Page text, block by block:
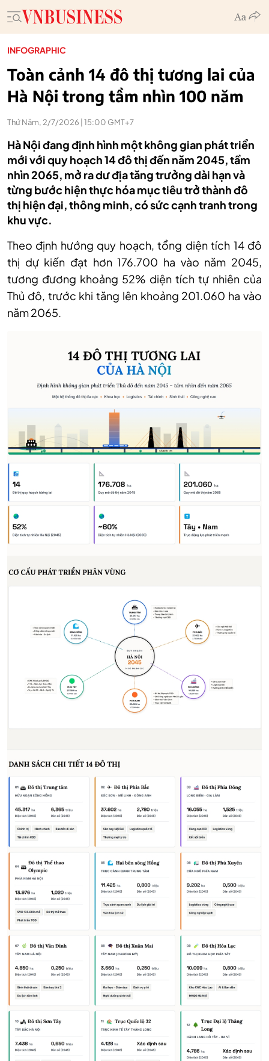
INFOGRAPHIC
Toàn cảnh 14 đô thị tương lai của
Hà Nội trong tầm nhìn 100 năm
Thứ Năm, 2/7/2026 | 15:00 GMT+7
Hà Nội đang định hình một không gian phát triển
mới với quy hoạch 14 đô thị đến năm 2045, tầm
nhìn 2065, mở ra dư địa tăng trưởng dài hạn và
từng bước hiện thực hóa mục tiêu trở thành đô
thị hiện đại, thông minh, có sức cạnh tranh trong
khu vực.
Theo định hướng quy hoạch, tổng diện tích 14 đô
thị dự kiến đạt hơn 176.700 ha vào năm 2045,
tương đương khoảng 52% diện tích tự nhiên của
Thủ đô, trước khi tăng lên khoảng 201.060 ha vào
năm 2065.